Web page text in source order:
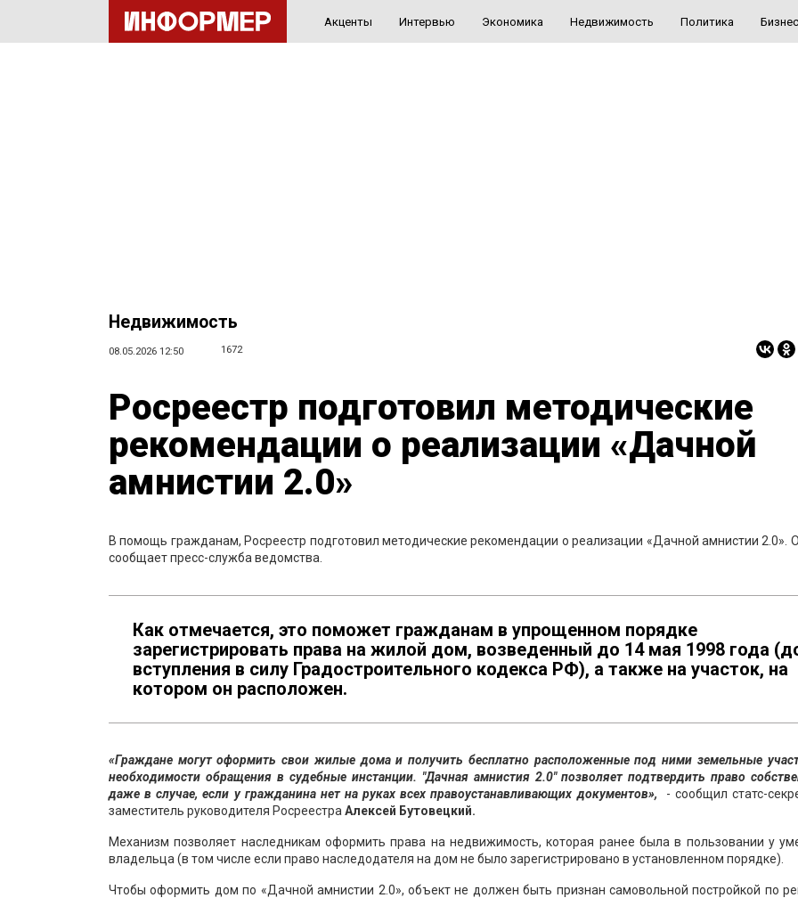
Акценты Интервью Экономика Недвижимость Политика Бизнес
Недвижимость
08.05.2026 12:50 1672
Росреестр подготовил методические
рекомендации о реализации «Дачной
амнистии 2.0»
В помощь гражданам, Росреестр подготовил методические рекомендации о реализации «Дачной амнистии 2.0».
сообщает пресс-служба ведомства.
Как отмечается, это поможет гражданам в упрощенном порядке
зарегистрировать права на жилой дом, возведенный до 14 мая 1998 года
вступления в силу Градостроительного кодекса РФ), а также на участок, на
котором он расположен.
«Граждане могут оформить свои жилые дома и получить бесплатно расположенные под ними земельные
необходимости обращения в судебные инстанции. "Дачная амнистия 2.0" позволяет подтвердить право
даже в случае, если у гражданина нет на руках всех правоустанавливающих документов», - сообщил статс-
заместитель руководителя Росреестра Алексей Бутовецкий.
Механизм позволяет наследникам оформить права на недвижимость, которая ранее была в пользовании у
владельца (в том числе если право наследодателя на дом не было зарегистрировано в установленном порядке).
Чтобы оформить дом по «Дачной амнистии 2.0», объект не должен быть признан самовольной постройкой по